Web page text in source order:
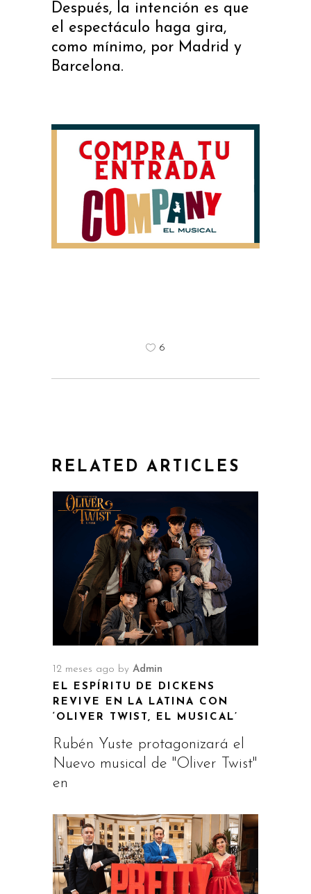
Después, la intención es que
el espectáculo haga gira,
como mínimo, por Madrid y
Barcelona.
6
RELATED ARTICLES
12 meses ago by Admin
EL ESPÍRITU DE DICKENS
REVIVE EN LA LATINA CON
‘OLIVER TWIST, EL MUSICAL’
Rubén Yuste protagonizará el
Nuevo musical de "Oliver Twist"
en